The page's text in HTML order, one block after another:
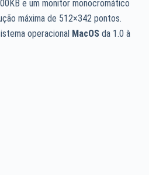
e um monitor monocromático
máxima de 512×342 pontos.
operacional MacOS da 1.0 à